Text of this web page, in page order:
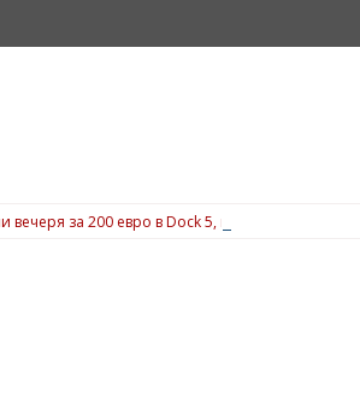
за 200 евро в Dock 5, вижте подробности